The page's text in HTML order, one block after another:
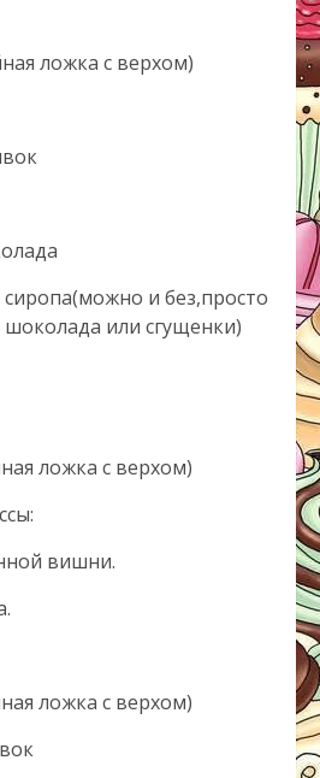
ложка с верхом)
сиропа(можно и без,просто
или сгущенки)
ложка с верхом)
вишни.
ложка с верхом)